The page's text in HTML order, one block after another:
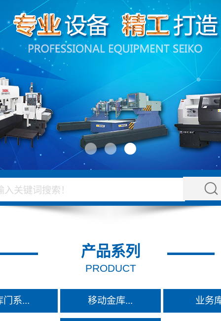
产品系列
PRODUCT
门系... 移动金库... 业务